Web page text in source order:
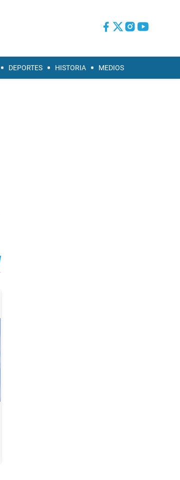
DEPORTES HISTORIA MEDIOS